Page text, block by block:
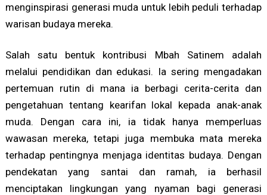
menginspirasi generasi muda untuk lebih peduli terhadap
warisan budaya mereka.
Salah satu bentuk kontribusi Mbah Satinem adalah
melalui pendidikan dan edukasi. Ia sering mengadakan
pertemuan rutin di mana ia berbagi cerita-cerita dan
pengetahuan tentang kearifan lokal kepada anak-anak
muda. Dengan cara ini, ia tidak hanya memperluas
wawasan mereka, tetapi juga membuka mata mereka
terhadap pentingnya menjaga identitas budaya. Dengan
pendekatan yang santai dan ramah, ia berhasil
menciptakan lingkungan yang nyaman bagi generasi